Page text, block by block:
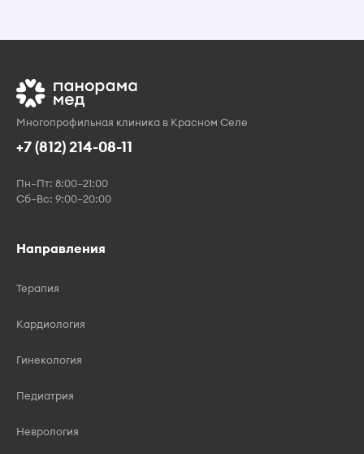
Многопрофильная клиника в Красном Селе
+7 (812) 214-08-11
Пн–Пт: 8:00–21:00
Сб–Вс: 9:00–20:00
Направления
Терапия
Кардиология
Гинекология
Педиатрия
Неврология